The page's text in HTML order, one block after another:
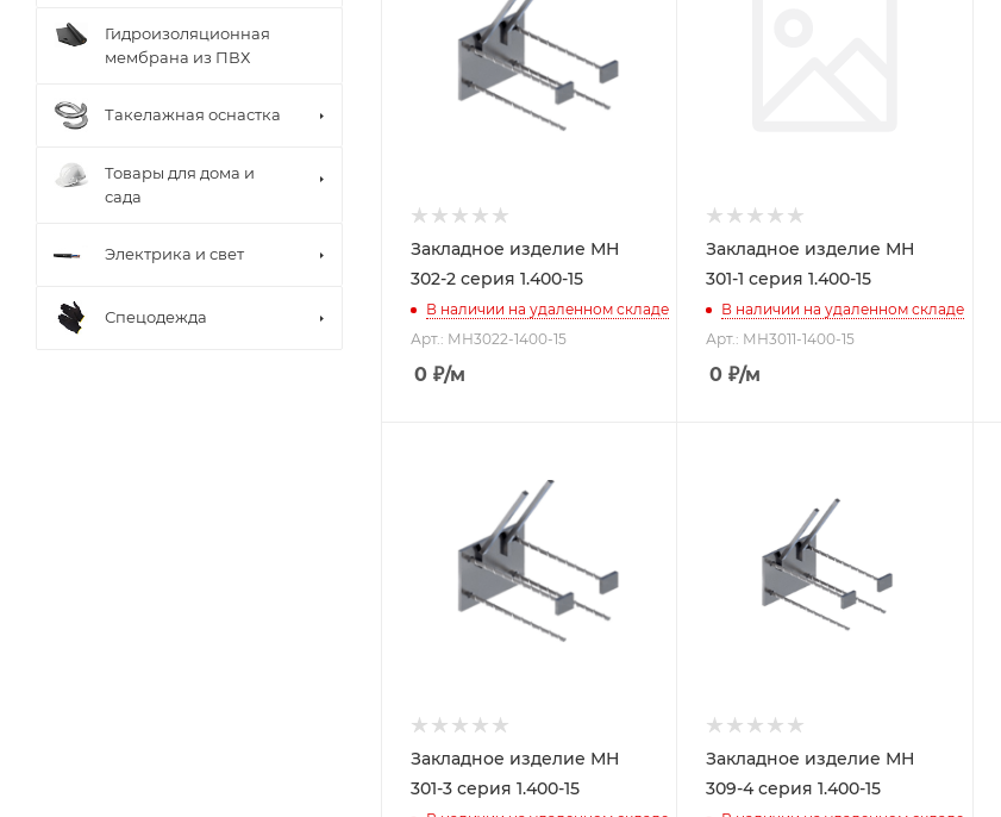
Закладное изделие МН
302-2 серия 1.400-15
В наличии на удаленном складе
Арт.: МН3022-1400-15
0 ₽/м
Закладное изделие МН
301-1 серия 1.400-15
В наличии на удаленном складе
Арт.: МН3011-1400-15
0 ₽/м
Закладное изделие МН
301-3 серия 1.400-15
Закладное изделие МН
309-4 серия 1.400-15
Гидроизоляционная
мембрана из ПВХ
Такелажная оснастка
Товары для дома и
сада
Электрика и свет
Спецодежда